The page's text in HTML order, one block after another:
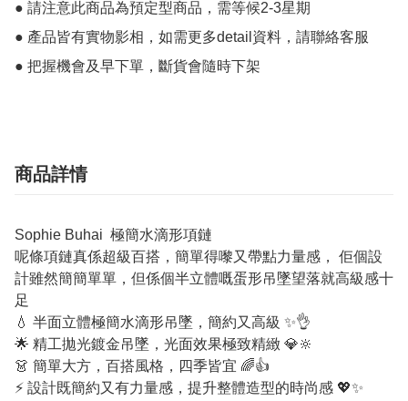
● 請注意此商品為預定型商品，需等候2-3星期
● 產品皆有實物影相，如需更多detail資料，請聯絡客服
● 把握機會及早下單，斷貨會隨時下架
商品詳情
Sophie Buhai 極簡水滴形項鏈
呢條項鏈真係超級百搭，簡單得嚟又帶點力量感， 佢個設
計雖然簡簡單單，但係個半立體嘅蛋形吊墜望落就高級感十
足
💧 半面立體極簡水滴形吊墜，簡約又高級 ✨👌
🌟 精工拋光鍍金吊墜，光面效果極致精緻 💎🔆
👗 簡單大方，百搭風格，四季皆宜 🌈👍
⚡ 設計既簡約又有力量感，提升整體造型的時尚感 💖✨